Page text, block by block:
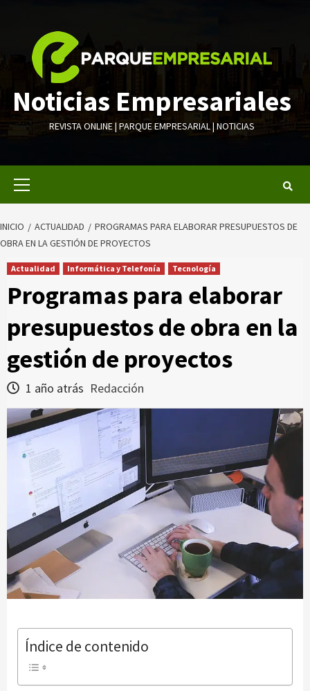
contenido
Noticias Empresariales
REVISTA ONLINE | PARQUE EMPRESARIAL | NOTICIAS
INICIO ACTUALIDAD
PROGRAMAS PARA ELABORAR PRESUPUESTOS DE
OBRA EN LA GESTIÓN DE PROYECTOS
Actualidad Informática y Telefonía Tecnología
Programas para elaborar
presupuestos de obra en la
gestión de proyectos
1 año atrás Redacción
Índice de contenido